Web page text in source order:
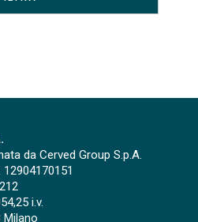
da Cerved Group S.p.A.
12904170151
i.v.
Milano